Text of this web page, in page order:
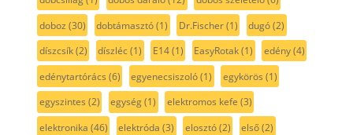
doboz (30) dobtámasztó(1) Dr.Fischer(1) dugó(2)
díszcsík(2) díszléc(1) E14(1) EasyRotak(1) edény(4)
edénytartórács (6) egyenecsiszoló(1) egykörös (1)
egyszintes (2) egység(1) elektromos kefe (3)
elektronika (46) elektróda (3) elosztó(2) első(2)